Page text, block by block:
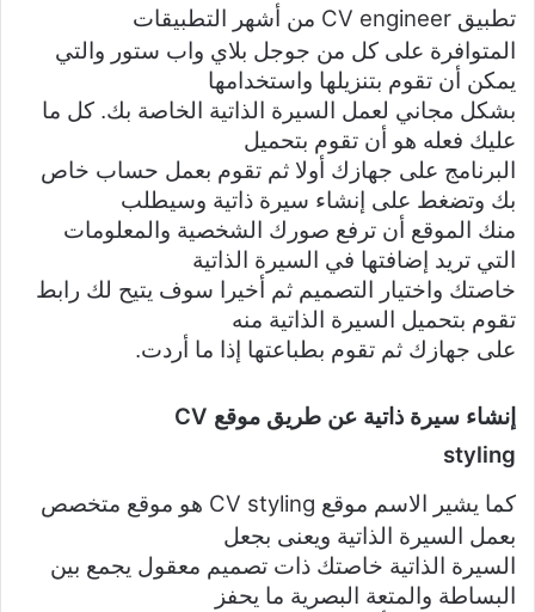
تطبيق CV engineer من أشهر التطبيقات
المتوافرة على كل من جوجل بلاي واب ستور والتي
يمكن أن تقوم بتنزيلها واستخدامها
بشكل مجاني لعمل السيرة الذاتية الخاصة بك. كل ما
عليك فعله هو أن تقوم بتحميل
البرنامج على جهازك أولا ثم تقوم بعمل حساب خاص
بك وتضغط على إنشاء سيرة ذاتية وسيطلب
منك الموقع أن ترفع صورك الشخصية والمعلومات
التي تريد إضافتها في السيرة الذاتية
خاصتك واختيار التصميم ثم أخيرا سوف يتيح لك رابط
تقوم بتحميل السيرة الذاتية منه
على جهازك ثم تقوم بطباعتها إذا ما أردت.
إنشاء سيرة ذاتية عن طريق موقع CV
styling
كما يشير الاسم موقع CV styling هو موقع متخصص
بعمل السيرة الذاتية ويعنى بجعل
السيرة الذاتية خاصتك ذات تصميم معقول يجمع بين
البساطة والمتعة البصرية ما يحفز